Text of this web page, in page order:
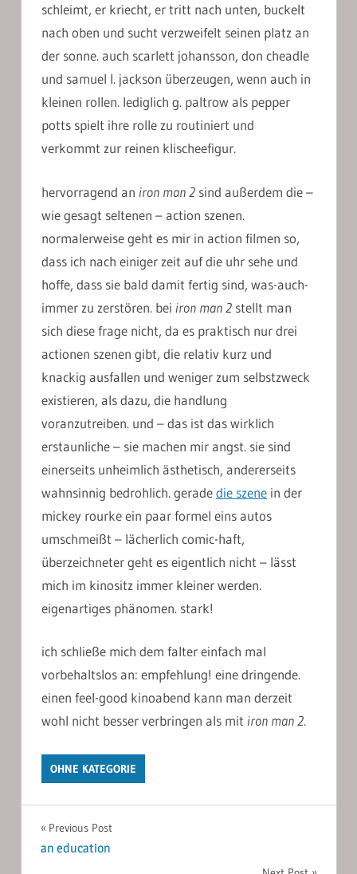
schleimt, er kriecht, er tritt nach unten, buckelt
nach oben und sucht verzweifelt seinen platz an
der sonne. auch scarlett johansson, don cheadle
und samuel l. jackson überzeugen, wenn auch in
kleinen rollen. lediglich g. paltrow als pepper
potts spielt ihre rolle zu routiniert und
verkommt zur reinen klischeefigur.
hervorragend an iron man 2 sind außerdem die –
wie gesagt seltenen – action szenen.
normalerweise geht es mir in action filmen so,
dass ich nach einiger zeit auf die uhr sehe und
hoffe, dass sie bald damit fertig sind, was-auch-
immer zu zerstören. bei iron man 2 stellt man
sich diese frage nicht, da es praktisch nur drei
actionen szenen gibt, die relativ kurz und
knackig ausfallen und weniger zum selbstzweck
existieren, als dazu, die handlung
voranzutreiben. und – das ist das wirklich
erstaunliche – sie machen mir angst. sie sind
einerseits unheimlich ästhetisch, andererseits
wahnsinnig bedrohlich. geradedie szene in der
mickey rourke ein paar formel eins autos
umschmeißt – lächerlich comic-haft,
überzeichneter geht es eigentlich nicht – lässt
mich im kinositz immer kleiner werden.
eigenartiges phänomen. stark!
ich schließe mich dem falter einfach mal
vorbehaltslos an: empfehlung! eine dringende.
einen feel-good kinoabend kann man derzeit
wohl nicht besser verbringen als mit iron man 2.
OHNE KATEGORIE
Post
Previous Post
an education